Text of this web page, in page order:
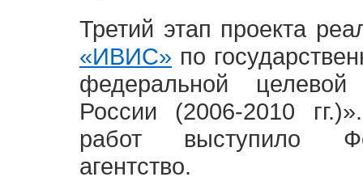
Третий этап проекта
«ИВИС» по
федеральной
России (2006-2010
работ выступило
агентство.